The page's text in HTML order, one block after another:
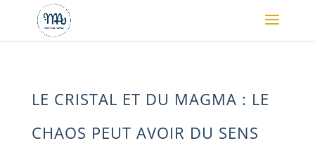
LE CRISTAL ET DU MAGMA : LE
CHAOS PEUT AVOIR DU SENS